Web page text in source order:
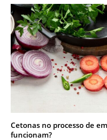
Cetonas no processo de
funcionam?